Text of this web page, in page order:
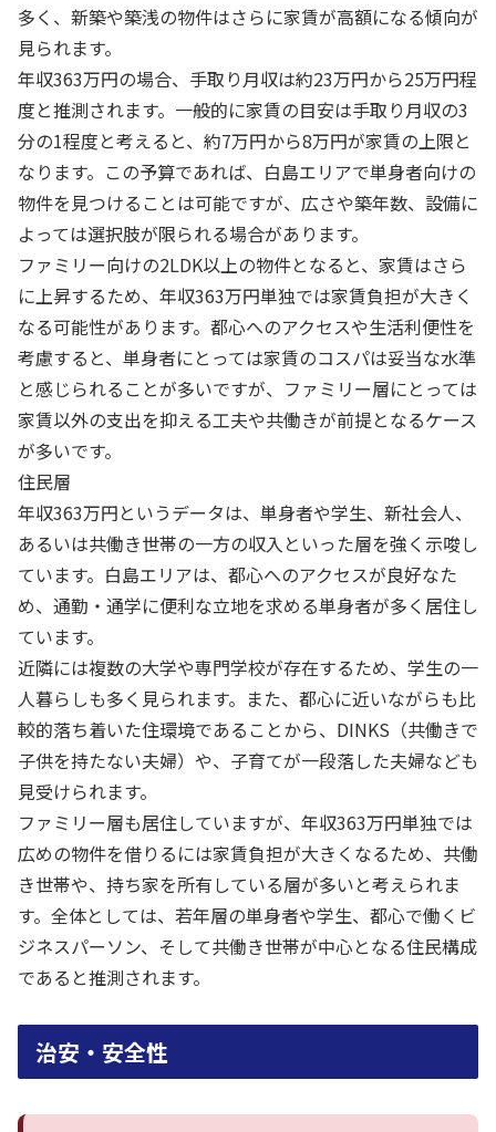
多く、新築や築浅の物件はさらに家賃が高額になる傾向が
見られます。
年収363万円の場合、手取り月収は約23万円から25万円程
度と推測されます。一般的に家賃の目安は手取り月収の3
分の1程度と考えると、約7万円から8万円が家賃の上限と
なります。この予算であれば、白島エリアで単身者向けの
物件を見つけることは可能ですが、広さや築年数、設備に
よっては選択肢が限られる場合があります。
ファミリー向けの2LDK以上の物件となると、家賃はさら
に上昇するため、年収363万円単独では家賃負担が大きく
なる可能性があります。都心へのアクセスや生活利便性を
考慮すると、単身者にとっては家賃のコスパは妥当な水準
と感じられることが多いですが、ファミリー層にとっては
家賃以外の支出を抑える工夫や共働きが前提となるケース
が多いです。
住民層
年収363万円というデータは、単身者や学生、新社会人、
あるいは共働き世帯の一方の収入といった層を強く示唆し
ています。白島エリアは、都心へのアクセスが良好なた
め、通勤・通学に便利な立地を求める単身者が多く居住し
ています。
近隣には複数の大学や専門学校が存在するため、学生の一
人暮らしも多く見られます。また、都心に近いながらも比
較的落ち着いた住環境であることから、DINKS（共働きで
子供を持たない夫婦）や、子育てが一段落した夫婦なども
見受けられます。
ファミリー層も居住していますが、年収363万円単独では
広めの物件を借りるには家賃負担が大きくなるため、共働
き世帯や、持ち家を所有している層が多いと考えられま
す。全体としては、若年層の単身者や学生、都心で働くビ
ジネスパーソン、そして共働き世帯が中心となる住民構成
であると推測されます。
治安・安全性